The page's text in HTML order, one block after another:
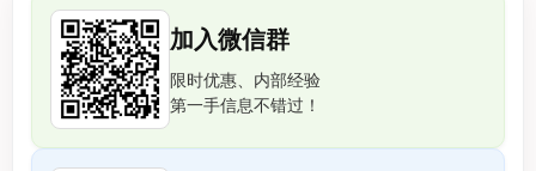
加入微信群
限时优惠、内部经验
第一手信息不错过！